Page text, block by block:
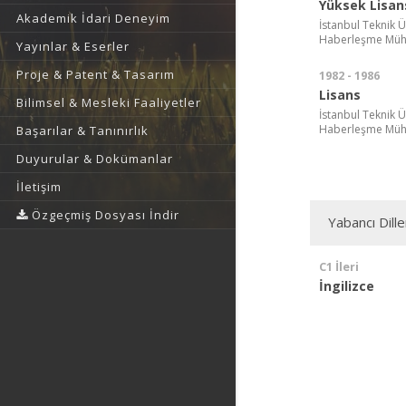
Akademik İdari Deneyim
Yayınlar & Eserler
Proje & Patent & Tasarım
Bilimsel & Mesleki Faaliyetler
Başarılar & Tanınırlık
Duyurular & Dokümanlar
İletişim
Özgeçmiş Dosyası İndir
Yüksek
İstanbul Teknik
Haberleşme
1982 - 1986
Lisans
İstanbul Teknik
Haberleşme
Yabancı
C1 İleri
İngilizce